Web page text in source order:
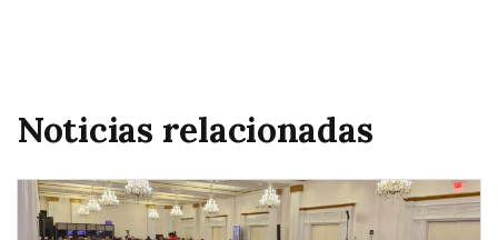
Noticias relacionadas